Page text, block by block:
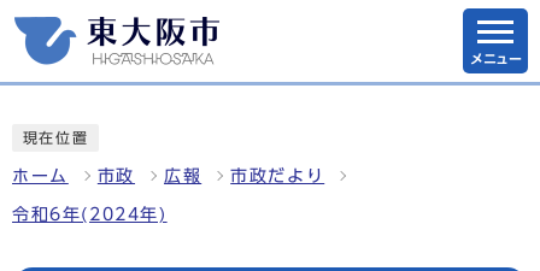
メニュー
現在位置
ホーム 市政 広報 市政だより
令和6年(2024年)